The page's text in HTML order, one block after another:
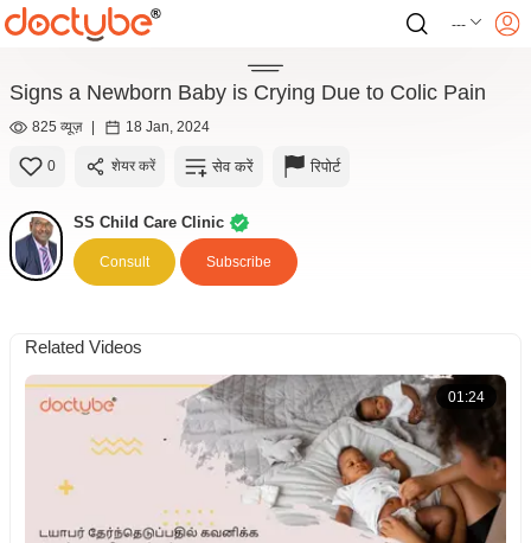
---
Signs a Newborn Baby is Crying Due to Colic Pain
825 व्यूज़ | 18 Jan, 2024
0 शेयर करें सेव करें रिपोर्ट
SS Child Care Clinic
Consult Subscribe
Related Videos
01:24